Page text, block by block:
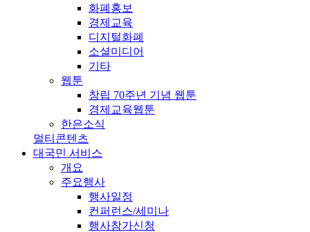
화폐홍보
경제교육
디지털화폐
소셜미디어
기타
웹툰
창립 70주년 기념 웹툰
경제교육웹툰
한은소식
멀티콘텐츠
대국민 서비스
개요
주요행사
행사일정
컨퍼런스/세미나
행사참가신청